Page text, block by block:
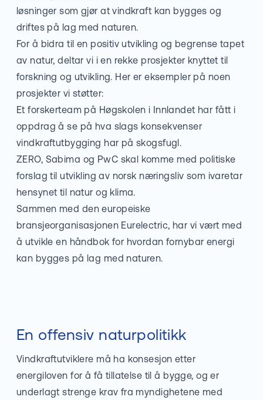
løsninger som gjør at vindkraft kan bygges og
driftes på lag med naturen.
For å bidra til en positiv utvikling og begrense tapet
av natur, deltar vi i en rekke prosjekter knyttet til
forskning og utvikling. Her er eksempler på noen
prosjekter vi støtter:
Et forskerteam på Høgskolen i Innlandet har fått i
oppdrag å se på hva slags konsekvenser
vindkraftutbygging har på skogsfugl.
ZERO, Sabima og PwC skal komme med politiske
forslag til utvikling av norsk næringsliv som ivaretar
hensynet til natur og klima.
Sammen med den europeiske
bransjeorganisasjonen Eurelectric, har vi vært med
å utvikle en håndbok for hvordan fornybar energi
kan bygges på lag med naturen.
En offensiv naturpolitikk
Vindkraftutviklere må ha konsesjon etter
energiloven for å få tillatelse til å bygge, og er
underlagt strenge krav fra myndighetene med